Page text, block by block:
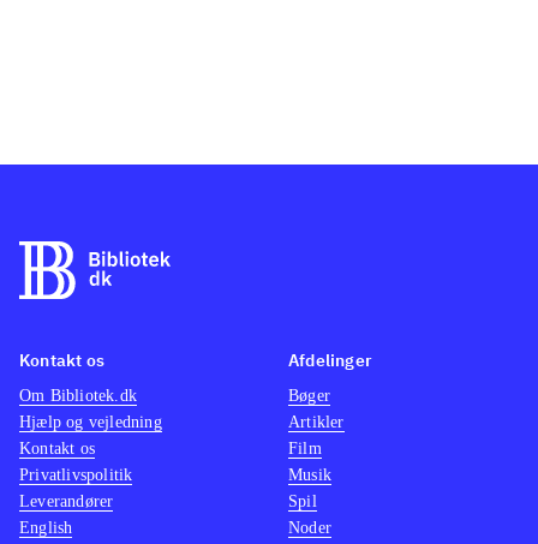
Kontakt os
Om Bibliotek.dk
Hjælp og vejledning
Kontakt os
Privatlivspolitik
Leverandører
English
Afdelinger
Bøger
Artikler
Film
Musik
Spil
Noder